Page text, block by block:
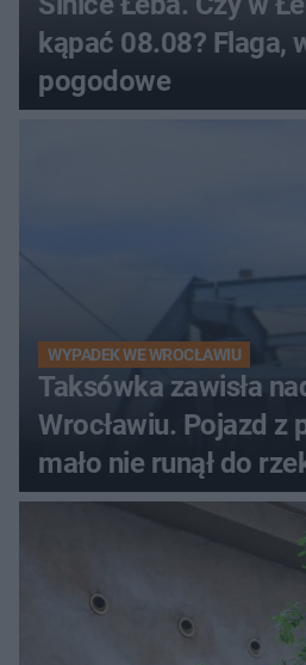
kąpać 08.08? Flaga,
pogodowe
WYPADEK WE WROCŁAWIU
Taksówka zawisła
Wrocławiu. Pojazd z
mało nie runął do